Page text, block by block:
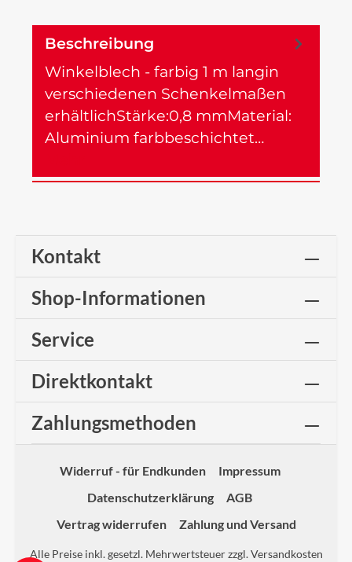
Beschreibung
Winkelblech - farbig 1 m langin
verschiedenen Schenkelmaßen
erhältlichStärke:0,8 mmMaterial:
Aluminium farbbeschichtet…
Kontakt
Shop-Informationen
Service
Direktkontakt
Zahlungsmethoden
Widerruf - für Endkunden
Impressum
Datenschutzerklärung
AGB
Vertrag widerrufen
Zahlung und Versand
Alle Preise inkl. gesetzl. Mehrwertsteuer zzgl.Versandkosten